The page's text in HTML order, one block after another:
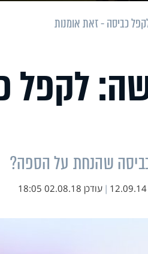
כביסה - זאת אומנות
לקפל
שהנחת על הספה?
12.09.14
| עודכן 02.08.18 18:05